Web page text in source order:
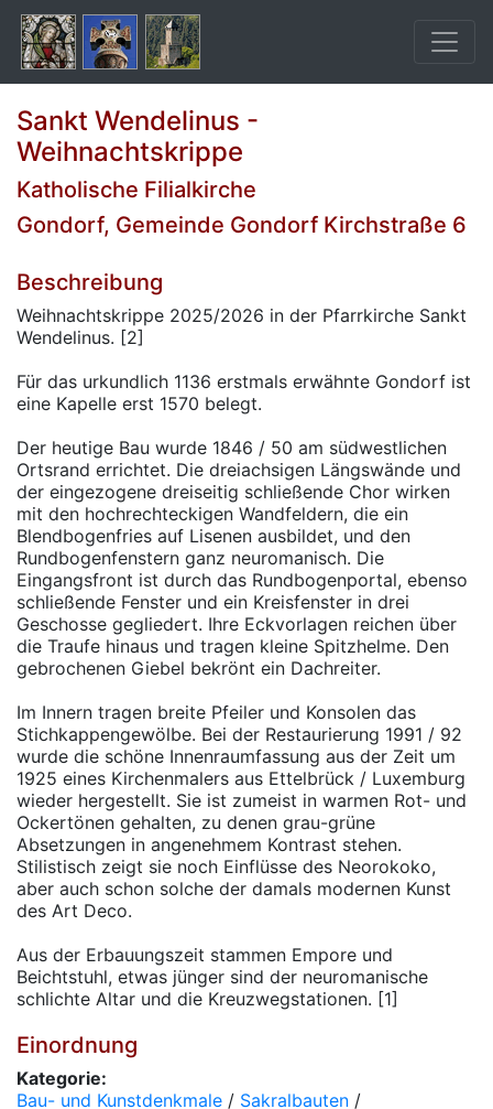
Sankt Wendelinus -
Weihnachtskrippe
Katholische Filialkirche
Gondorf, Gemeinde Gondorf Kirchstraße 6
Beschreibung
Weihnachtskrippe 2025/2026 in der Pfarrkirche Sankt
Wendelinus. [2]
Für das urkundlich 1136 erstmals erwähnte Gondorf ist
eine Kapelle erst 1570 belegt.
Der heutige Bau wurde 1846 / 50 am südwestlichen
Ortsrand errichtet. Die dreiachsigen Längswände und
der eingezogene dreiseitig schließende Chor wirken
mit den hochrechteckigen Wandfeldern, die ein
Blendbogenfries auf Lisenen ausbildet, und den
Rundbogenfenstern ganz neuromanisch. Die
Eingangsfront ist durch das Rundbogenportal, ebenso
schließende Fenster und ein Kreisfenster in drei
Geschosse gegliedert. Ihre Eckvorlagen reichen über
die Traufe hinaus und tragen kleine Spitzhelme. Den
gebrochenen Giebel bekrönt ein Dachreiter.
Im Innern tragen breite Pfeiler und Konsolen das
Stichkappengewölbe. Bei der Restaurierung 1991 / 92
wurde die schöne Innenraumfassung aus der Zeit um
1925 eines Kirchenmalers aus Ettelbrück / Luxemburg
wieder hergestellt. Sie ist zumeist in warmen Rot- und
Ockertönen gehalten, zu denen grau-grüne
Absetzungen in angenehmem Kontrast stehen.
Stilistisch zeigt sie noch Einflüsse des Neorokoko,
aber auch schon solche der damals modernen Kunst
des Art Deco.
Aus der Erbauungszeit stammen Empore und
Beichtstuhl, etwas jünger sind der neuromanische
schlichte Altar und die Kreuzwegstationen. [1]
Einordnung
Kategorie:
Bau- und Kunstdenkmale / Sakralbauten /